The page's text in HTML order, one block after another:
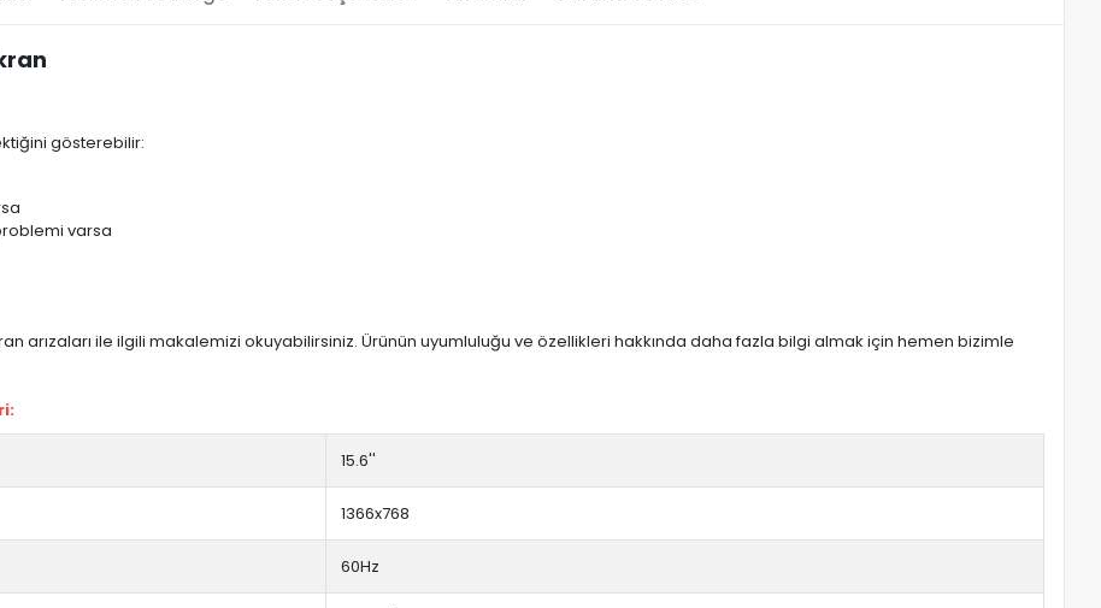
gösterebilir:
varsa
arızaları ile ilgili makalemizi okuyabilirsiniz. Ürünün uyumluluğu ve özellikleri hakkında daha fazla bilgi almak için hemen bizimle
15.6''
1366x768
60Hz